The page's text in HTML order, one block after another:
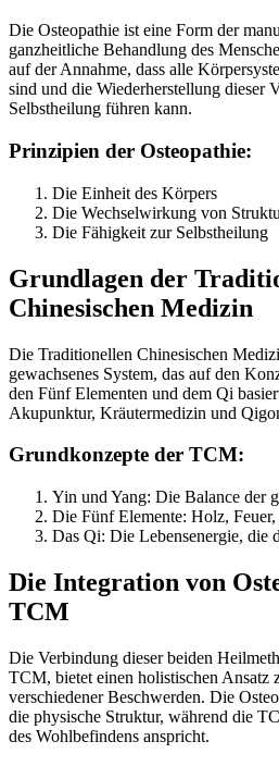
Die Osteopathie ist eine Form der
ganzheitliche Behandlung des
auf der Annahme, dass alle
sind und die Wiederherstellung dieser
Selbstheilung führen kann.
Prinzipien der Osteopathie:
Die Einheit des Körpers
Die Wechselwirkung von
Die Fähigkeit zur Selbstheilung
Grundlagen der
Chinesischen Medizin
Die Traditionellen Chinesischen
gewachsenes System, das auf den
den Fünf Elementen und dem Qi
Akupunktur, Kräutermedizin und
Grundkonzepte der TCM:
Yin und Yang: Die Balance der
Die Fünf Elemente: Holz,
Das Qi: Die Lebensenergie, die
Die Integration von
TCM
Die Verbindung dieser beiden
TCM, bietet einen holistischen Ansatz
verschiedener Beschwerden. Die
die physische Struktur, während die
des Wohlbefindens anspricht.